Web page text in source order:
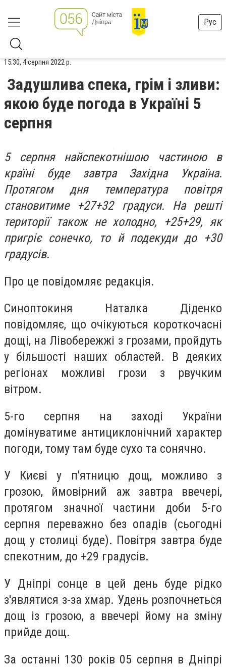
Рус
15:30, 4 серпня 2022 р.
Задушлива спека, грім і зливи:
якою буде погода в Україні 5
серпня
5 серпня найспекотнішою частиною в
країні буде завтра Західна Україна.
Протягом дня температура повітря
становитиме +27+32 градуси. На решті
території також не холодно, +25+29, як
пригріє сонечко, то й подекуди до +30
градусів.
Про це повідомляє редакція.
Синоптокиня Наталка Діденко
повідомляє, що очікуються короткочасні
дощі, на Лівобережжі з грозами, пройдуть
у більшості наших областей. В деяких
регіонах можливі грози з рвучким
вітром.
5-го серпня на заході України
домінуватиме антициклонічний характер
погоди, тому там буде сухо та сонячно.
У Києві у п'ятницю дощ, можливо з
грозою, ймовірний аж завтра ввечері,
протягом значної частини доби 5-го
серпня переважно без опадів (сьогодні
дощ у столиці буде). Повітря завтра буде
спекотним, до +29 градусів.
У Дніпрі сонце в цей день буде рідко
з'являтися з-за хмар. Удень розпочнеться
дощ із грозою, а ввечері йому на зміну
прийде дощ.
За останні 130 років 05 серпня в Дніпрі